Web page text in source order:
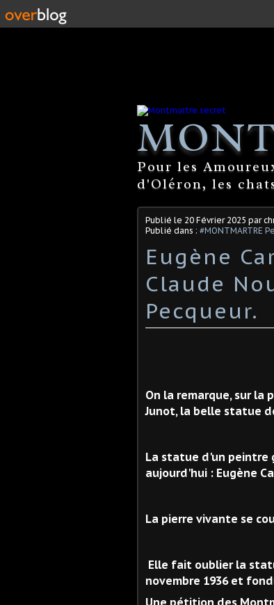
Pour les
d'Oléron, les
Publié le 20 Février 2025 par
Publié dans : #MONTMARTRE
Eugène
Claude
Pecqueur.
On la remarque, sur la
Junot, la belle statue
La statue d'un peintre
aujourd'hui : Eugène
La pierre vivante se
Elle fait oublier la
novembre 1936 et
Une pétition des